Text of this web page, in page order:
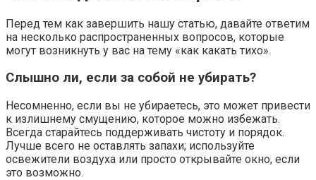
Перед тем как завершить нашу статью, давайте ответим
на несколько распространенных вопросов, которые
могут возникнуть у вас на тему «как какать тихо».
Слышно ли, если за собой не убирать?
Несомненно, если вы не убираетесь, это может привести
к излишнему смущению, которое можно избежать.
Всегда старайтесь поддерживать чистоту и порядок.
Лучше всего не оставлять запахи; используйте
освежители воздуха или просто открывайте окно, если
это возможно.